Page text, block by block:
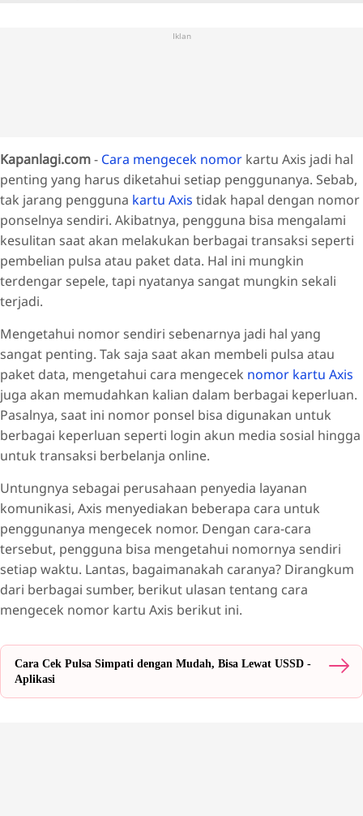
Iklan
Kapanlagi.com- Cara mengecek nomor kartu Axis jadi hal
penting yang harus diketahui setiap penggunanya. Sebab,
tak jarang pengguna kartu Axis tidak hapal dengan nomor
ponselnya sendiri. Akibatnya, pengguna bisa mengalami
kesulitan saat akan melakukan berbagai transaksi seperti
pembelian pulsa atau paket data. Hal ini mungkin
terdengar sepele, tapi nyatanya sangat mungkin sekali
terjadi.
Mengetahui nomor sendiri sebenarnya jadi hal yang
sangat penting. Tak saja saat akan membeli pulsa atau
paket data, mengetahui cara mengecek nomor kartu Axis
juga akan memudahkan kalian dalam berbagai keperluan.
Pasalnya, saat ini nomor ponsel bisa digunakan untuk
berbagai keperluan seperti login akun media sosial hingga
untuk transaksi berbelanja online.
Untungnya sebagai perusahaan penyedia layanan
komunikasi, Axis menyediakan beberapa cara untuk
penggunanya mengecek nomor. Dengan cara-cara
tersebut, pengguna bisa mengetahui nomornya sendiri
setiap waktu. Lantas, bagaimanakah caranya? Dirangkum
dari berbagai sumber, berikut ulasan tentang cara
mengecek nomor kartu Axis berikut ini.
Cara Cek Pulsa Simpati dengan Mudah, Bisa Lewat USSD -
Aplikasi